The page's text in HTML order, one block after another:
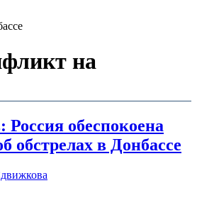
на
Россия обеспокоена
обстрелах в Донбассе